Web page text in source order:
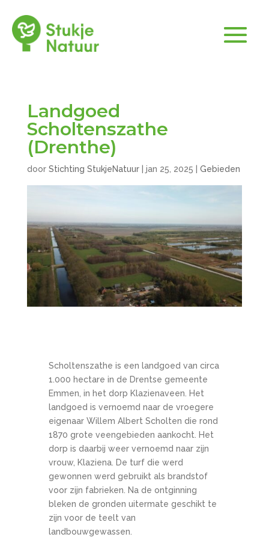
Landgoed
Scholtenszathe
(Drenthe)
door Stichting StukjeNatuur| jan 25, 2025 Gebieden
Scholtenszathe is een landgoed van circa
1.000 hectare in de Drentse gemeente
Emmen, in het dorp Klazienaveen. Het
landgoed is vernoemd naar de vroegere
eigenaar Willem Albert Scholten die rond
1870 grote veengebieden aankocht. Het
dorp is daarbij weer vernoemd naar zijn
vrouw, Klaziena. De turf die werd
gewonnen werd gebruikt als brandstof
voor zijn fabrieken. Na de ontginning
bleken de gronden uitermate geschikt te
zijn voor de teelt van
landbouwgewassen.